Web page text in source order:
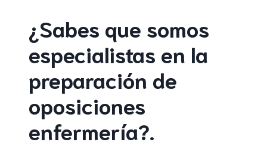
¿Sabes que somos
especialistas en la
preparación de
oposiciones
enfermería?.